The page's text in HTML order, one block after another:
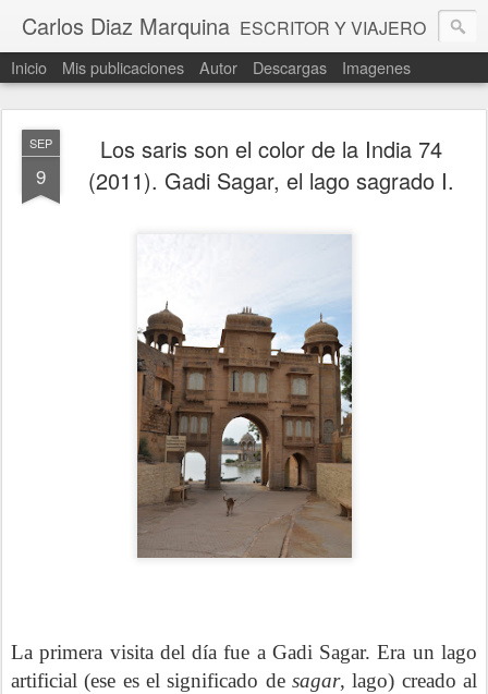
Carlos Diaz Marquina ESCRITOR Y VIAJERO
Inicio Mis publicaciones Autor Descargas Imagenes
SEP
9
Los saris son el color de la India 74
(2011). Gadi Sagar, el lago sagrado I.
La primera visita del día fue a Gadi Sagar. Era un lago
artificial (ese es el significado de sagar, lago) creado al